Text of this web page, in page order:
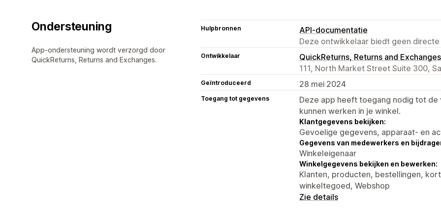
Ondersteuning
App-ondersteuning wordt verzorgd door
QuickReturns, Returns and Exchanges.
Hulpbronnen
API-documentatie
Deze ontwikkelaar biedt geen
Ontwikkelaar
QuickReturns, Returns and Exchanges
111, North Market Street Suite 300,
Geïntroduceerd 28 mei 2024
Toegang tot gegevens
Deze app heeft toegang nodig tot
kunnen werken in je winkel.
Klantgegevens bekijken:
Gevoelige gegevens, apparaat- en
Gegevens van medewerkers en
Winkeleigenaar
Winkelgegevens bekijken en bewerken:
Klanten, producten, bestellingen,
winkeltegoed, Webshop
Zie details